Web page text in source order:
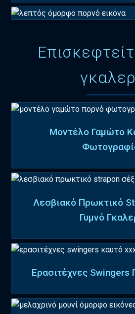
Μοντέλο Γαμώτο
Λεσβιακό Πρωκτικό
Γυμνό
Ερασιτέχνες Swingers